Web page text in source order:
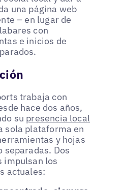
una página web
– en lugar de
con
e inicios de
trabaja con
hace dos años,
su presencia local
sola plataforma en
y hojas
separadas. Dos
impulsan los
actuales: